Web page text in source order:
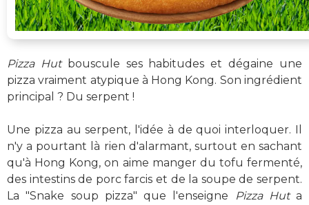
Pizza Hutbouscule ses habitudes et dégaine une
pizza vraiment atypique à Hong Kong. Son ingrédient
principal ? Du serpent !
Une pizza au serpent, l'idée à de quoi interloquer. Il
n'y a pourtant là rien d'alarmant, surtout en sachant
qu'à Hong Kong, on aime manger du tofu fermenté,
des intestins de porc farcis et de la soupe de serpent.
La "Snake soup pizza" que l'enseigne
Pizza Huta